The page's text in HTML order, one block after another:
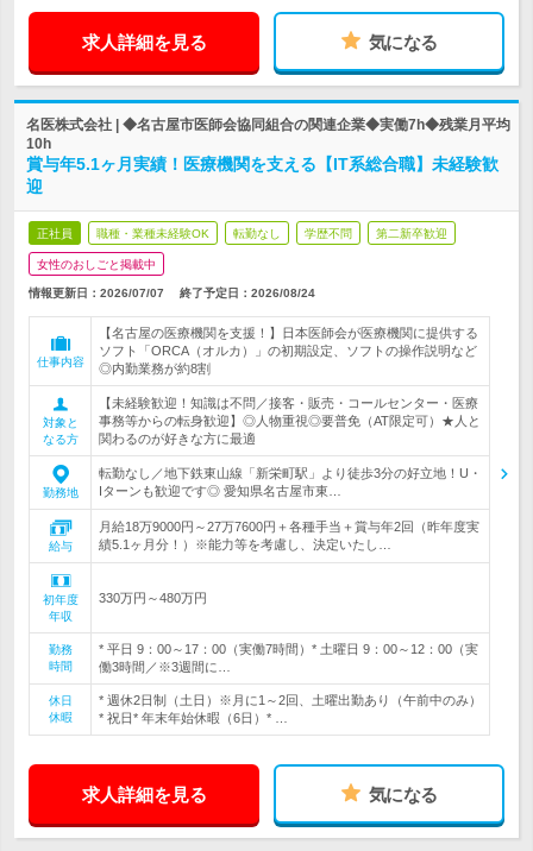
求人詳細を見る 気になる
名医株式会社 | ◆名古屋市医師会協同組合の関連企業◆実働7h◆残業月平均
10h
賞与年5.1ヶ月実績！医療機関を支える【IT系総合職】未経験歓
迎
正社員 職種・業種未経験OK 転勤なし 学歴不問 第二新卒歓迎
女性のおしごと掲載中
情報更新日：2026/07/07 終了予定日： 2026/08/24
仕事内容
【名古屋の医療機関を支援！】日本医師会が医療機関に提供する
ソフト「ORCA（オルカ）」の初期設定、ソフトの操作説明など
◎内勤業務が約8割
対象と
なる方
【未経験歓迎！知識は不問／接客・販売・コールセンター・医療
事務等からの転身歓迎】◎人物重視◎要普免（AT限定可）★人と
関わるのが好きな方に最適
勤務地
転勤なし／地下鉄東山線「新栄町駅」より徒歩3分の好立地！U・
Iターンも歓迎です◎ 愛知県名古屋市東…
給与
月給18万9000円～27万7600円＋各種手当＋賞与年2回（昨年度実
績5.1ヶ月分！）※能力等を考慮し、決定いたし…
初年度
年収
330万円～480万円
勤務
時間
* 平日 9：00～17：00（実働7時間）* 土曜日 9：00～12：00（実
働3時間／※3週間に…
休日
休暇
* 週休2日制（土日）※月に1～2回、土曜出勤あり（午前中のみ）
* 祝日* 年末年始休暇（6日）* …
求人詳細を見る 気になる